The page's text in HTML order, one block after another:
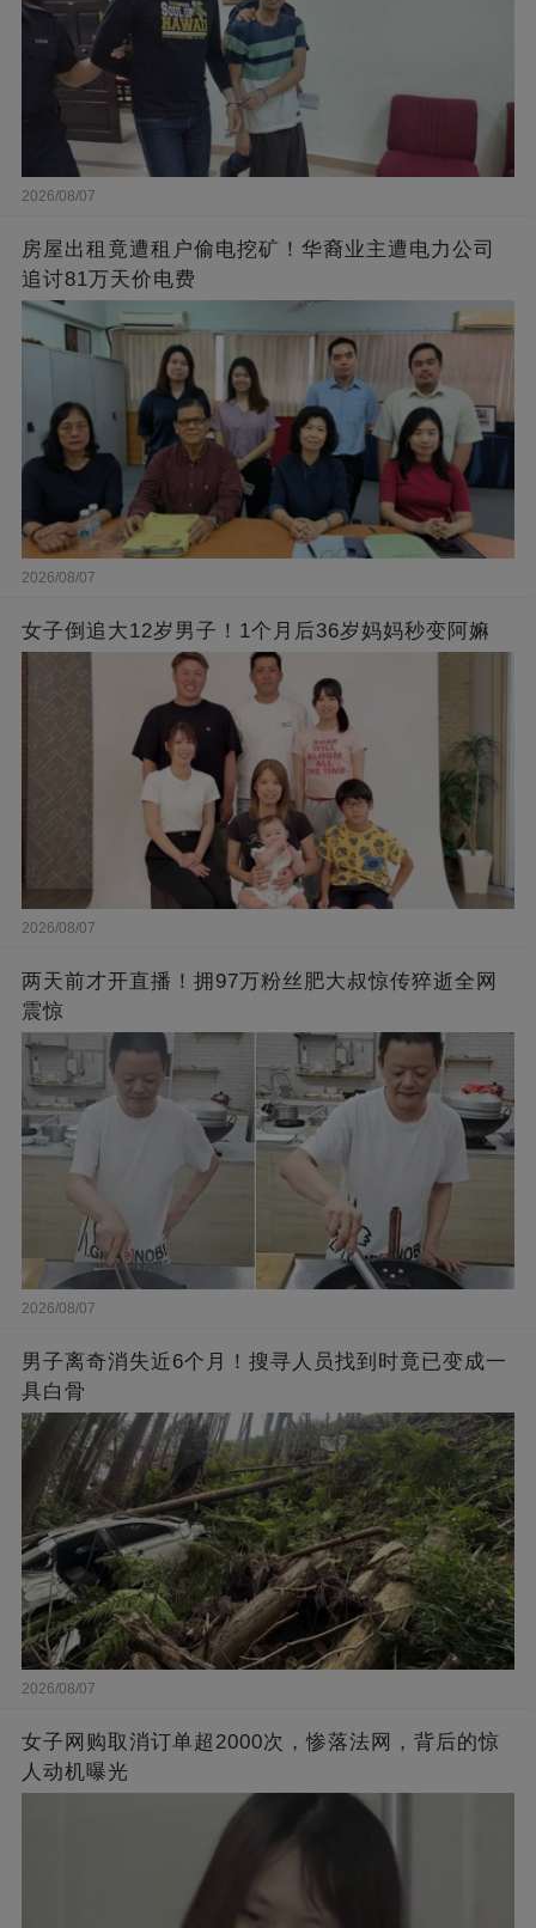
2026/08/07
房屋出租竟遭租户偷电挖矿！华裔业主遭电力公司
追讨81万天价电费
2026/08/07
女子倒追大12岁男子！1个月后36岁妈妈秒变阿嫲
2026/08/07
两天前才开直播！拥97万粉丝肥大叔惊传猝逝全网
震惊
2026/08/07
男子离奇消失近6个月！搜寻人员找到时竟已变成一
具白骨
2026/08/07
女子网购取消订单超2000次，惨落法网，背后的惊
人动机曝光